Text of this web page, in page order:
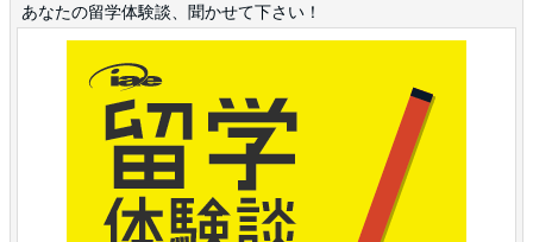
あなたの留学体験談、聞かせて下さい！